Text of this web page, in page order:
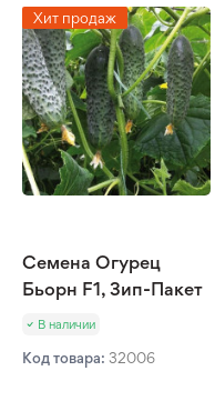
Хит продаж
Семена Огурец
Бьорн F1, Зип-Пакет
В наличии
Код товара: 32006